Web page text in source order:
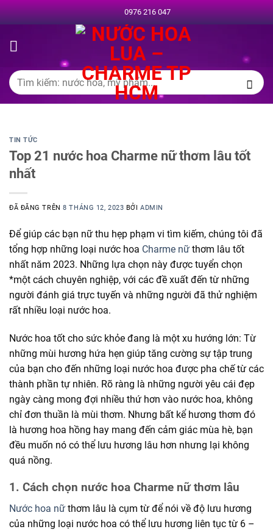
Chuyển
đến
dung
0976 216 047
Tìm
kiếm:
TIN TỨC
Top 21 nước hoa Charme nữ thơm lâu tốt
nhất
ĐÃ ĐĂNG TRÊN8 THÁNG 12, 2023 BỞIADMIN
Để giúp các bạn nữ thu hẹp phạm vi tìm kiếm, chúng tôi đã
tổng hợp những loại nước hoa Charme nữ thơm lâu tốt
nhất năm 2023. Những lựa chọn này được tuyển chọn
*một cách chuyên nghiệp, với các đề xuất đến từ những
người đánh giá trực tuyến và những người đã thử nghiệm
rất nhiều loại nước hoa.
Nước hoa tốt cho sức khỏe đang là một xu hướng lớn: Từ
những mùi hương hứa hẹn giúp tăng cường sự tập trung
của bạn cho đến những loại nước hoa được pha chế từ các
thành phần tự nhiên. Rõ ràng là những người yêu cái đẹp
ngày càng mong đợi nhiều thứ hơn vào nước hoa, không
chỉ đơn thuần là mùi thơm. Nhưng bất kể hương thơm đó
là hương hoa hồng hay mang đến cảm giác mùa hè, bạn
đều muốn nó có thể lưu hương lâu hơn nhưng lại không
quá nồng.
1. Cách chọn nước hoa Charme nữ thơm lâu
Nước hoa nữ thơm lâu là cụm từ để nói về độ lưu hương
của những loại nước hoa có thể lưu hương liên tục từ 6 –